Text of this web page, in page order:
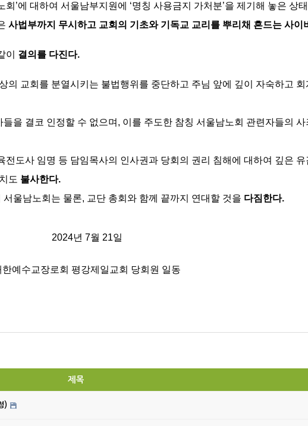
’에 대하여 서울남부지원에 ‘명칭 사용금지 가처분’을 제기해 놓은 상
사법부까지 무시하고 교회의 기초와 기독교 교리를 뿌리채 흔드는 사이
이 결의를 다진다.
의 교회를 분열시키는 불법행위를 중단하고 주님 앞에 깊이 자숙하고 회
을 결코 인정할 수 없으며, 이를 주도한 참칭 서울남노회 관련자들의
전도사 임명 등 담임목사의 인사권과 당회의 권리 침해에 대하여 깊은
도 불사한다.
울남노회는 물론, 교단 총회와 함께 끝까지 연대할 것을 다짐한다.
2024년 7월 21일
한예수교장로회 평강제일교회 당회원 일동
제목
)